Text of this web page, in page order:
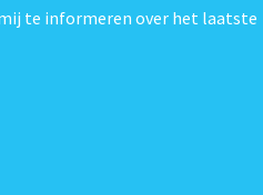
te informeren over het laatste